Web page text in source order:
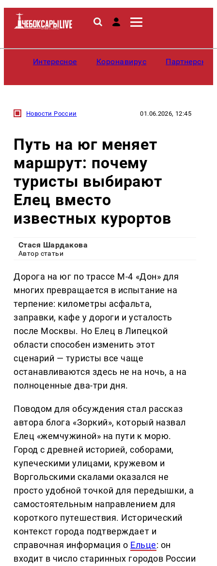
Интересное Коронавирус
Новости России 01.06.2026, 12:45
Путь на юг меняет
маршрут: почему
туристы выбирают
Елец вместо
известных курортов
Стася Шардакова
Автор статьи
Дорога на юг по трассе М-4 «Дон» для
многих превращается в испытание на
терпение: километры асфальта,
заправки, кафе у дороги и усталость
после Москвы. Но Елец в Липецкой
области способен изменить этот
сценарий — туристы все чаще
останавливаются здесь не на ночь, а на
полноценные два-три дня.
Поводом для обсуждения стал рассказ
автора блога «Зоркий», который назвал
Елец «жемчужиной» на пути к морю.
Город с древней историей, соборами,
купеческими улицами, кружевом и
Воргольскими скалами оказался не
просто удобной точкой для передышки, а
самостоятельным направлением для
короткого путешествия. Исторический
контекст города подтверждает и
справочная информация о Ельце: он
входит в число старинных городов России